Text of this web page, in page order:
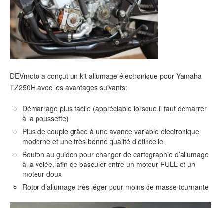
DEVmoto a conçut un kit allumage électronique pour Yamaha
TZ250H avec les avantages suivants:
Démarrage plus facile (appréciable lorsque il faut démarrer
à la poussette)
Plus de couple grâce à une avance variable électronique
moderne et une très bonne qualité d’étincelle
Bouton au guidon pour changer de cartographie d’allumage
à la volée, afin de basculer entre un moteur FULL et un
moteur doux
Rotor d’allumage très léger pour moins de masse tournante